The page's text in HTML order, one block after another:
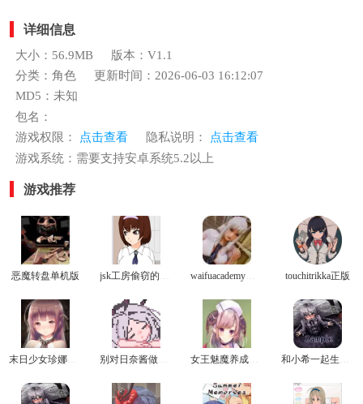
详细信息
大小：56.9MB
版本：V1.1
分类：角色
更新时间：2026-06-03 16:12:07
MD5：未知
包名：
游戏权限：
点击查看 隐私说明：
点击查看
游戏系统：需要支持安卓系统5.2以上
游戏推荐
恶魔转盘单机版 touchitrikka正版